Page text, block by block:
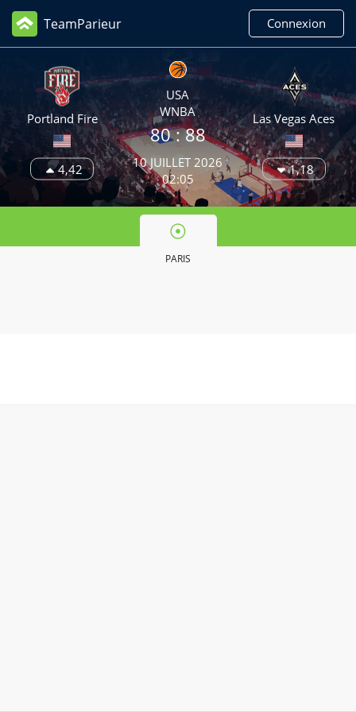
TeamParieur Connexion
Portland Fire
4,42
USA
WNBA
80 :88
10 JUILLET 2026
02:05
Las Vegas Aces
1,18
PARIS